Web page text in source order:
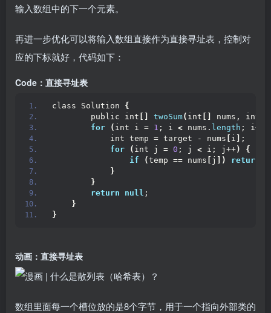
输入数组中的下一个元素。
再进一步优化可以将输入数组直接作为直接寻址表，控制对
应的下标就好，代码如下：
Code：直接寻址表
class Solution {
        public int
twoSum( int
nums, int
for
( int i = 1 ; i < nums. length ; i++
            int temp = target - nums
i
;
for
( int j = 0 ; j < i; j++)
{
if
(temp == nums j ]) return
}
}
return
null ;
}
}
动画：直接寻址表
数组里面每一个槽位放的是8个字节，用于一个指向外部类的